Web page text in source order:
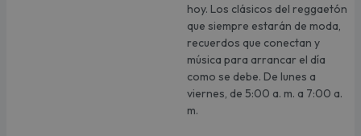
hoy. Los clásicos del reggaetón
que siempre estarán de moda,
recuerdos que conectan y
música para arrancar el día
como se debe. De lunes a
viernes, de 5:00 a. m. a 7:00 a.
m.